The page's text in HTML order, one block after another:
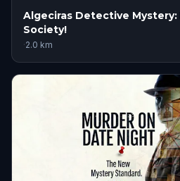
Algeciras Detective
Society!
·2.0 km